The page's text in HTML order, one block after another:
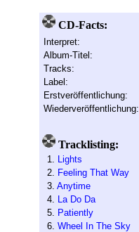
CD-Facts:
Interpret:
Album-Titel:
Tracks:
Label:
Erstveröffentlichung:
Wiederveröffentlichung:
Tracklisting:
1. Lights
2. Feeling That Way
3. Anytime
4. La Do Da
5. Patiently
6. Wheel In The Sky